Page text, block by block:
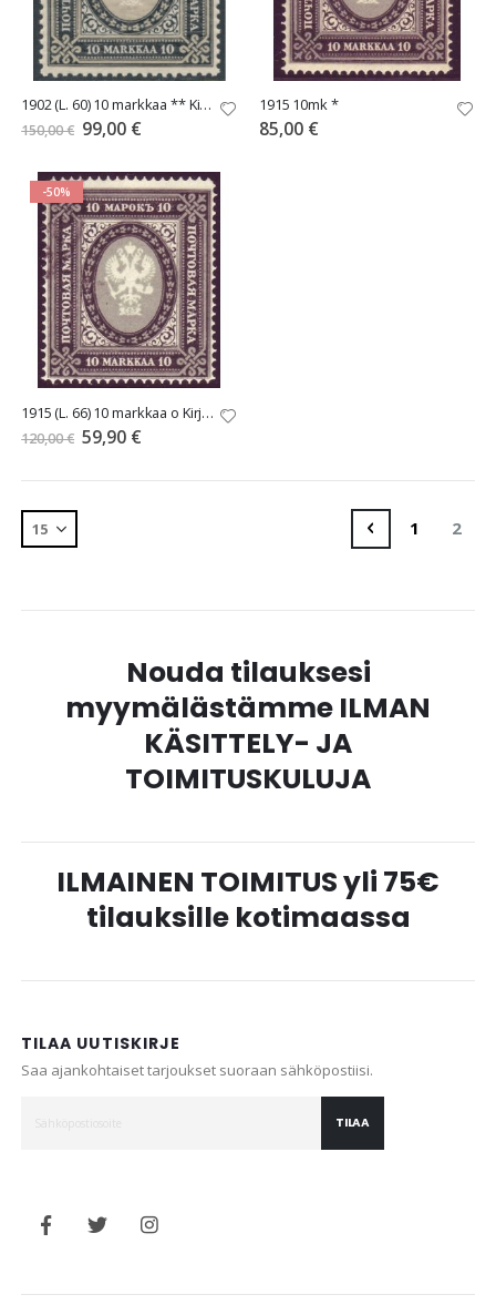
1902 (L. 60) 10 markkaa ** Kirjapainojulkaisu
150,00 € Tarjoushinta
99,00 €
1915 10mk *
85,00 €
-50%
1915 (L. 66) 10 markkaa o Kirjapainojulkaisu 3
120,00 € Tarjoushinta
59,90 €
SivuSivu
Edellinen
Sivu
1 2
Nouda tilauksesi
myymälästämme ILMAN
KÄSITTELY- JA
TOIMITUSKULUJA
ILMAINEN TOIMITUS yli 75€
tilauksille kotimaassa
TILAA UUTISKIRJE
Saa ajankohtaiset tarjoukset suoraan sähköpostiisi.
TILAA